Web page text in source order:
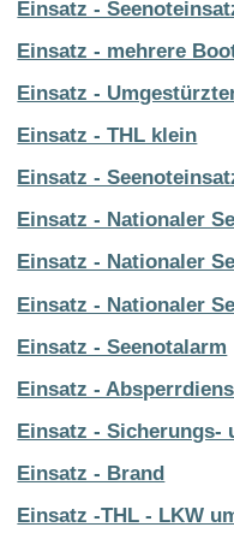
Einsatz -
Einsatz - mehrere
Einsatz -
Einsatz - THL klein
Einsatz -
Einsatz - Nationaler
Einsatz - Nationaler
Einsatz - Nationaler
Einsatz - Seenotalarm
Einsatz -
Einsatz - Sicherungs-
Einsatz - Brand
Einsatz -THL - LKW